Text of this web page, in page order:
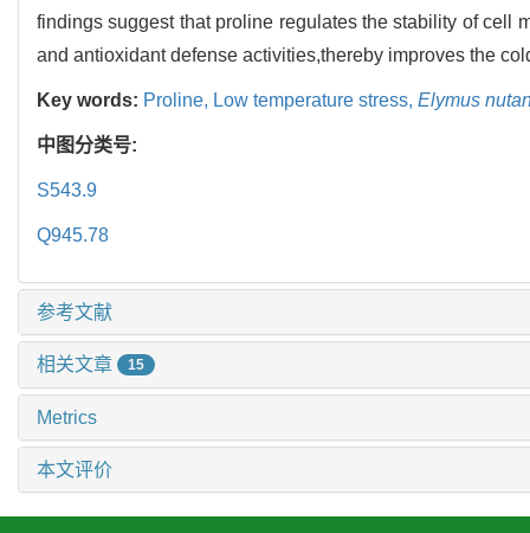
findings suggest that proline regulates the stability of cell
and antioxidant defense activities,thereby improves the
Key words: Proline, Low temperature stress, Elymus
中图分类号:
S543.9
Q945.78
参考文献
相关文章 15
Metrics
本文评价